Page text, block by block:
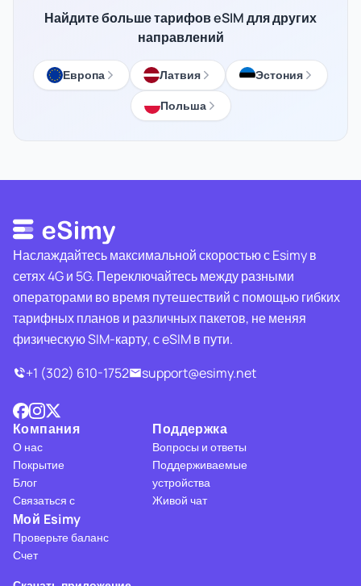
Найдите больше тарифов eSIM для других
направлений
Европа Латвия
Эстония
Польша
Наслаждайтесь максимальной скоростью с Esimy в
сетях 4G и 5G. Переключайтесь между разными
операторами во время путешествий с помощью гибких
тарифных планов и различных пакетов, не меняя
физическую SIM-карту, с eSIM в пути.
+1 (302) 610-1752
support@esimy.net
Компания
О нас
Покрытие
Блог
Связаться с
Поддержка
Вопросы и ответы
Поддерживаемые
устройства
Живой чат
Мой Esimy
Проверьте баланс
Счет